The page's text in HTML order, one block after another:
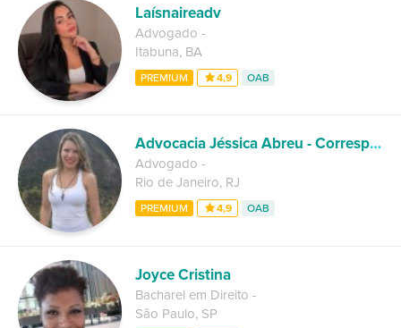
Laísnaireadv
Advogado -
Itabuna, BA
PREMIUM 4,9 OAB
Advocacia Jéssica Abreu - Correspondente
Advogado -
Rio de Janeiro, RJ
PREMIUM 4,9 OAB
Joyce Cristina
Bacharel em Direito -
São Paulo, SP